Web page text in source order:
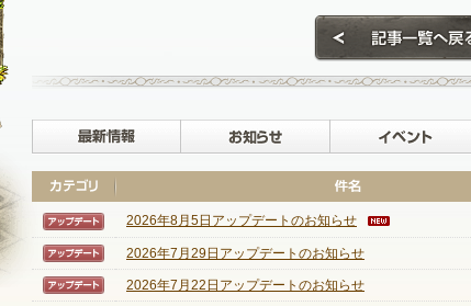
NEXON ID登録
最新情報 お知らせ
【アップデート】
2026年8月5日アップデートのお知らせ
【アップデート】
2026年7月29日アップデートのお知らせ
【アップデート】
2026年7月22日アップデートのお知らせ